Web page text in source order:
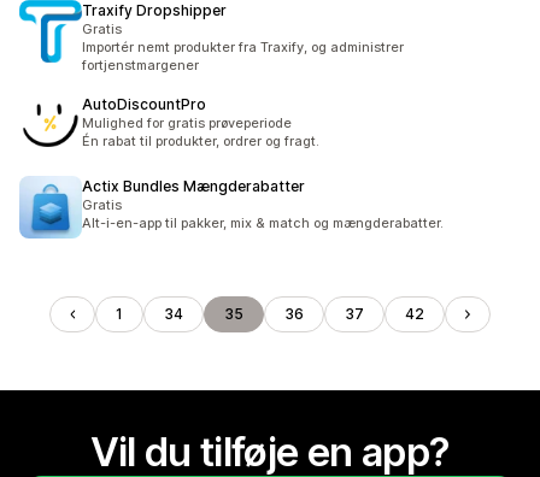
Traxify Dropshipper
Gratis
Importér nemt produkter fra Traxify, og administrer
fortjenstmargener
AutoDiscountPro
Mulighed for gratis prøveperiode
Én rabat til produkter, ordrer og fragt.
Actix Bundles Mængderabatter
Gratis
Alt-i-en-app til pakker, mix & match og mængderabatter.
1 34 35 36 37 42
Vil du tilføje en app?